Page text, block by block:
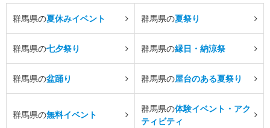
群馬県の夏休みイベント 群馬県の夏祭り
群馬県の七夕祭り 群馬県の縁日・納涼祭
群馬県の盆踊り 群馬県の屋台のある夏祭り
群馬県の無料イベント
群馬県の体験イベント・アク
ティビティ